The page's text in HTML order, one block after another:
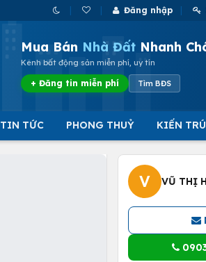
Đăng nhập
Mua Bán Nhà Đất Nhanh
Kênh bất động sản miễn phí, uy tín
+ Đăng tin miễn phí Tìm BĐS
TIN TỨC PHONG THUỶ KIẾN
V VŨ THỊ